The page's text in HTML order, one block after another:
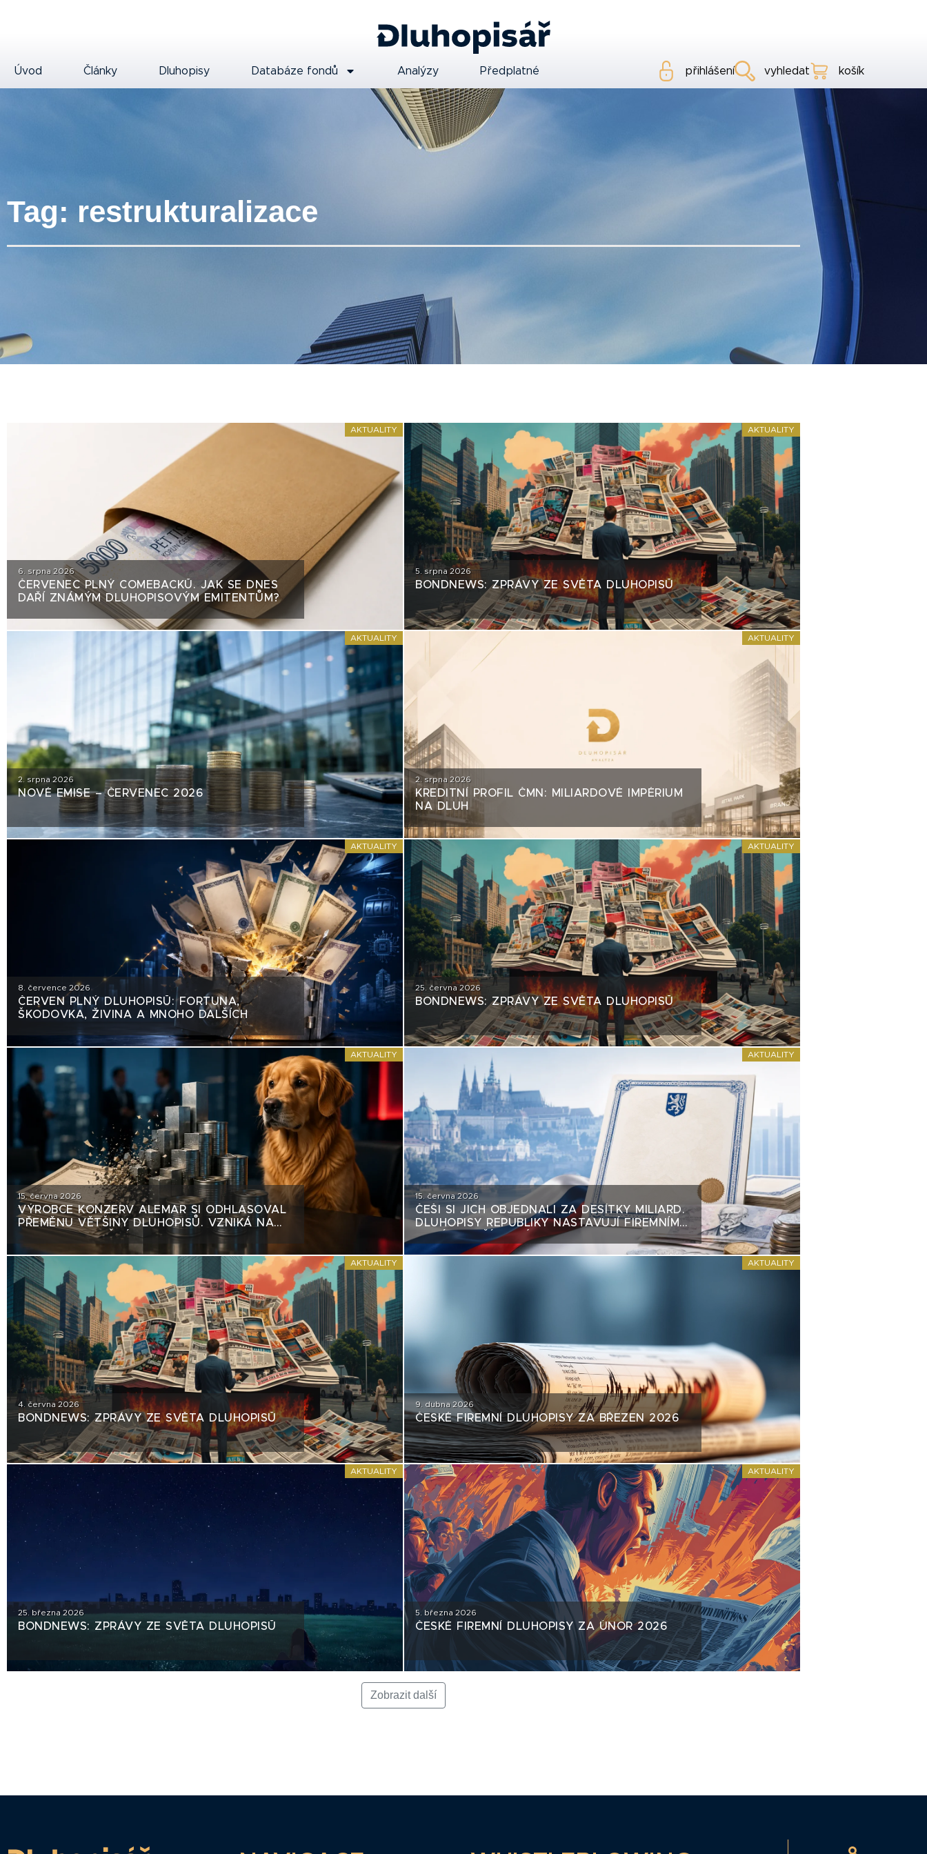
Úvod Články Dluhopisy Databáze fondů Analýzy Předplatné přihlášení vyhledat košík
Tag: restrukturalizace
AKTUALITY
6. srpna 2026
ČERVENEC PLNÝ COMEBACKŮ. JAK SE DNES
DAŘÍ ZNÁMÝM DLUHOPISOVÝM EMITENTŮM?
AKTUALITY
5. srpna 2026
BONDNEWS: ZPRÁVY ZE SVĚTA DLUHOPISŮ
AKTUALITY
2. srpna 2026
NOVÉ EMISE – ČERVENEC 2026
AKTUALITY
2. srpna 2026
KREDITNÍ PROFIL ČMN: MILIARDOVÉ IMPÉRIUM
NA DLUH
AKTUALITY
8. července 2026
ČERVEN PLNÝ DLUHOPISŮ: FORTUNA,
ŠKODOVKA, ŽIVINA A MNOHO DALŠÍCH
AKTUALITY
25. června 2026
BONDNEWS: ZPRÁVY ZE SVĚTA DLUHOPISŮ
AKTUALITY
15. června 2026
VÝROBCE KONZERV ALEMAR SI ODHLASOVAL
PŘEMĚNU VĚTŠINY DLUHOPISŮ. VZNIKÁ NA
TRHU NEBEZPEČNÝ PRECEDENT?
AKTUALITY
15. června 2026
ČEŠI SI JICH OBJEDNALI ZA DESÍTKY MILIARD.
DLUHOPISY REPUBLIKY NASTAVUJÍ FIREMNÍM
EMISÍM NEPŘÍJEMNÉ ZRCADLO
AKTUALITY
4. června 2026
BONDNEWS: ZPRÁVY ZE SVĚTA DLUHOPISŮ
AKTUALITY
9. dubna 2026
ČESKÉ FIREMNÍ DLUHOPISY ZA BŘEZEN 2026
AKTUALITY
25. března 2026
BONDNEWS: ZPRÁVY ZE SVĚTA DLUHOPISŮ
AKTUALITY
5. března 2026
ČESKÉ FIREMNÍ DLUHOPISY ZA ÚNOR 2026
Zobrazit další